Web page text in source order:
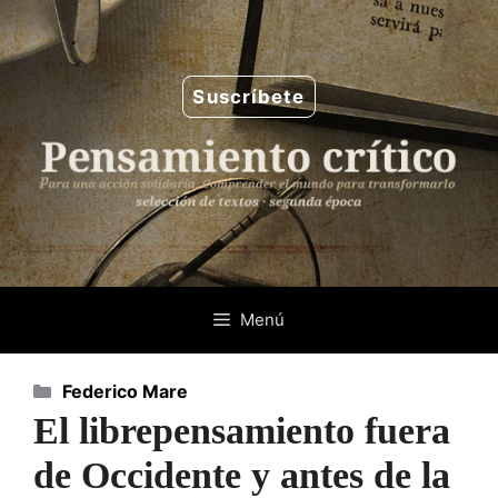
Saltar
al
contenido
Suscríbete
Menú
El librepensamiento fuera
de Occidente y antes de la
Categorías
Federico Mare